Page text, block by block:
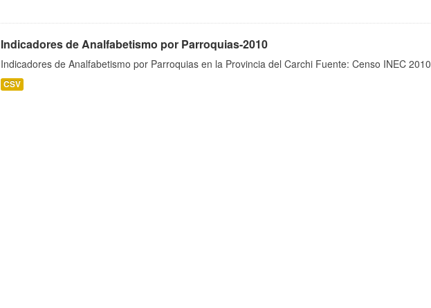
Indicadores de Analfabetismo por Parroquias-2010
Indicadores de Analfabetismo por Parroquias en la Provincia del Carchi Fuente: Censo INEC 2010
CSV